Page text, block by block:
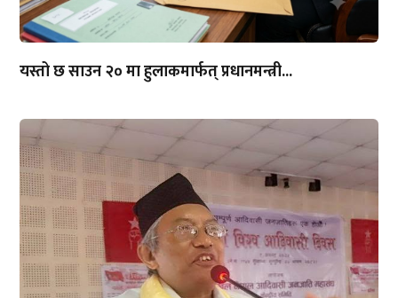
यस्तो छ साउन २० मा हुलाकमार्फत् प्रधानमन्त्री...